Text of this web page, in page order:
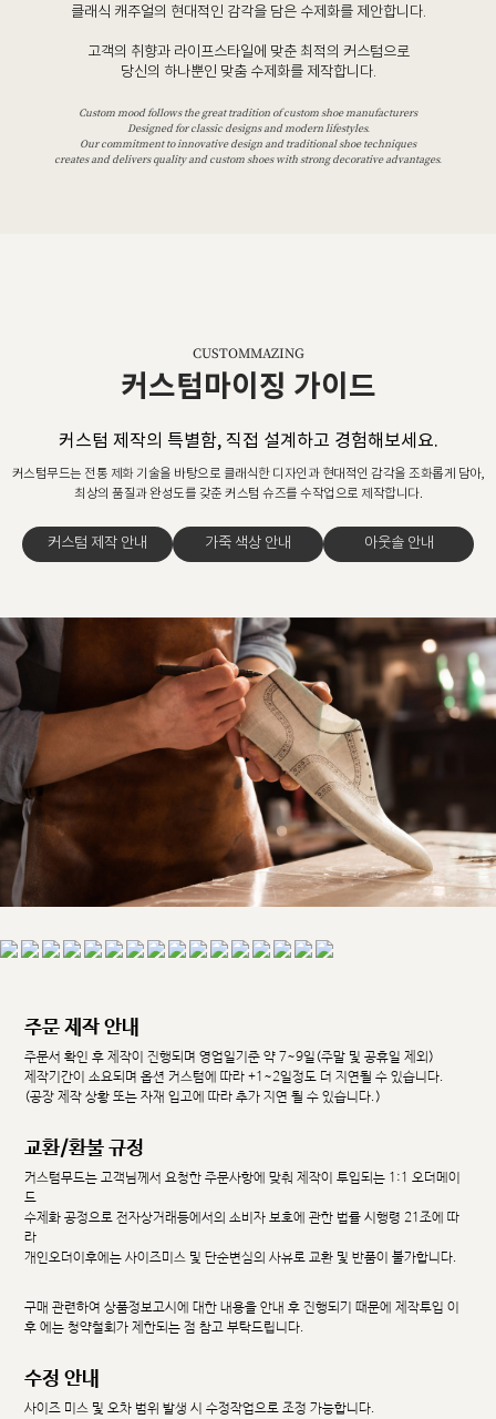
클래식 캐주얼의 현대적인 감각을 담은 수제화를 제안합니다.
고객의 취향과 라이프스타일에 맞춘 최적의 커스텀으로
당신의 하나뿐인 맞춤 수제화를 제작합니다.
Custom mood follows the great tradition of custom shoe manufacturers
Designed for classic designs and modern lifestyles.
Our commitment to innovative design and traditional shoe techniques
creates and delivers quality and custom shoes with strong decorative advantages.
CUSTOMMAZING
커스텀마이징 가이드
커스텀 제작의 특별함, 직접 설계하고 경험해보세요.
커스텀무드는 전통 제화 기술을 바탕으로 클래식한 디자인과 현대적인 감각을 조화롭게 담아,
최상의 품질과 완성도를 갖춘 커스텀 슈즈를 수작업으로 제작합니다.
커스텀 제작 안내 가죽 색상 안내 아웃솔 안내
주문 제작 안내
주문서 확인 후 제작이 진행되며 영업일기준 약 7~9일(주말 및 공휴일 제외)
제작기간이 소요되며 옵션 커스텀에 따라 +1~2일정도 더 지연될 수 있습니다.
(공장 제작 상황 또는 자재 입고에 따라 추가 지연 될 수 있습니다.)
교환/환불 규정
커스텀무드는 고객님께서 요청한 주문사항에 맞춰 제작이 투입되는 1:1 오더메이
드
수제화 공정으로 전자상거래등에서의 소비자 보호에 관한 법률 시행령 21조에 따
라
개인오더이후에는 사이즈미스 및 단순변심의 사유로 교환 및 반품이 불가합니다.
구매 관련하여 상품정보고시에 대한 내용을 안내 후 진행되기 때문에 제작투입 이
후 에는 청약철회가 제한되는 점 참고 부탁드립니다.
수정 안내
사이즈 미스 및 오차 범위 발생 시 수정작업으로 조정 가능합니다.